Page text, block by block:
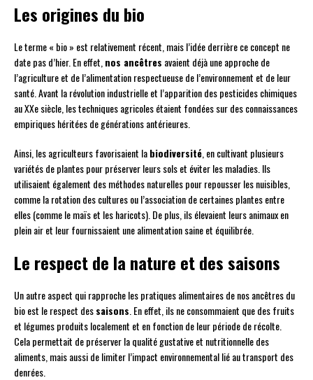
Les origines du bio
Le terme « bio » est relativement récent, mais l’idée derrière ce concept ne
date pas d’hier. En effet, nos ancêtres avaient déjà une approche de
l’agriculture et de l’alimentation respectueuse de l’environnement et de leur
santé. Avant la révolution industrielle et l’apparition des pesticides chimiques
au XXe siècle, les techniques agricoles étaient fondées sur des connaissances
empiriques héritées de générations antérieures.
Ainsi, les agriculteurs favorisaient labiodiversité , en cultivant plusieurs
variétés de plantes pour préserver leurs sols et éviter les maladies. Ils
utilisaient également des méthodes naturelles pour repousser les nuisibles,
comme la rotation des cultures ou l’association de certaines plantes entre
elles (comme le maïs et les haricots). De plus, ils élevaient leurs animaux en
plein air et leur fournissaient une alimentation saine et équilibrée.
Le respect de la nature et des saisons
Un autre aspect qui rapproche les pratiques alimentaires de nos ancêtres du
bio est le respect dessaisons . En effet, ils ne consommaient que des fruits
et légumes produits localement et en fonction de leur période de récolte.
Cela permettait de préserver la qualité gustative et nutritionnelle des
aliments, mais aussi de limiter l’impact environnemental lié au transport des
denrées.